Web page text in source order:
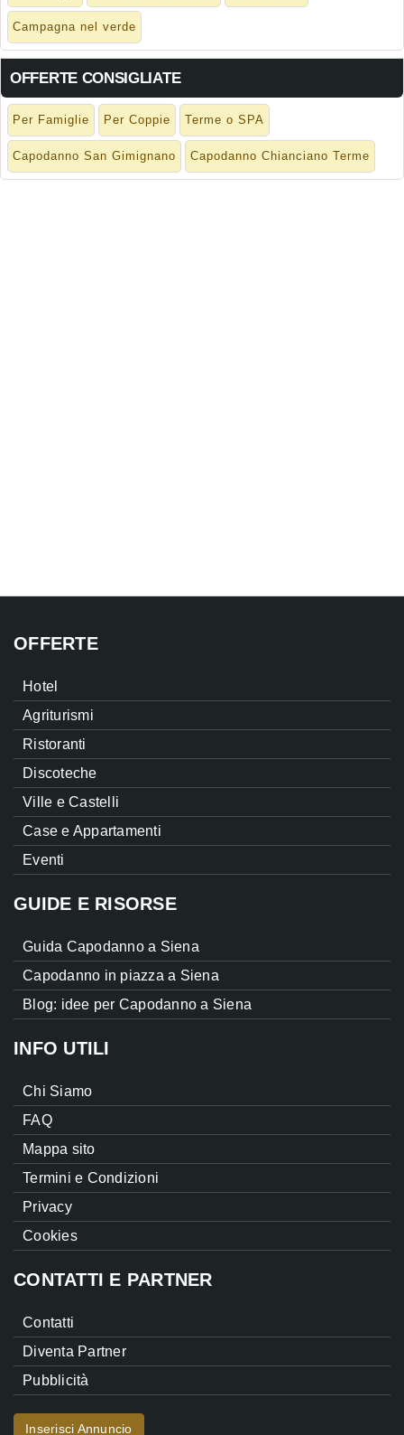
Campagna nel verde
OFFERTE CONSIGLIATE
Per Famiglie Per Coppie Terme o SPA
Capodanno San Gimignano Capodanno Chianciano Terme
OFFERTE
Hotel
Agriturismi
Ristoranti
Discoteche
Ville e Castelli
Case e Appartamenti
Eventi
GUIDE E RISORSE
Guida Capodanno a Siena
Capodanno in piazza a Siena
Blog: idee per Capodanno a Siena
INFO UTILI
Chi Siamo
FAQ
Mappa sito
Termini e Condizioni
Privacy
Cookies
CONTATTI E PARTNER
Contatti
Diventa Partner
Pubblicità
Inserisci Annuncio